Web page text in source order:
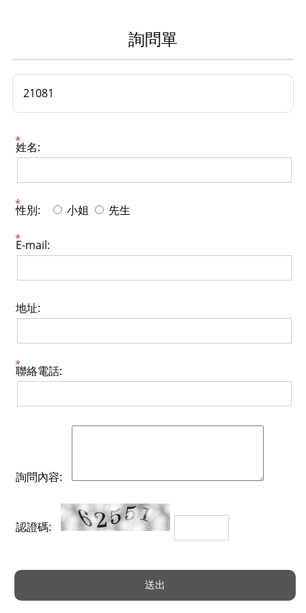
詢問單
21081
姓名:
性別: 小姐 先生
E-mail:
地址:
聯絡電話:
詢問內容:
認證碼: